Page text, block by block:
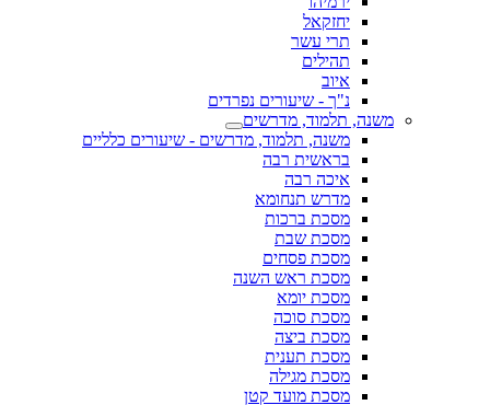
יחזקאל
תרי עשר
תהילים
איוב
נ"ך - שיעורים נפרדים
משנה, תלמוד, מדרשים
משנה, תלמוד, מדרשים - שיעורים כלליים
בראשית רבה
איכה רבה
מדרש תנחומא
מסכת ברכות
מסכת שבת
מסכת פסחים
מסכת ראש השנה
מסכת יומא
מסכת סוכה
מסכת ביצה
מסכת תענית
מסכת מגילה
מסכת מועד קטן